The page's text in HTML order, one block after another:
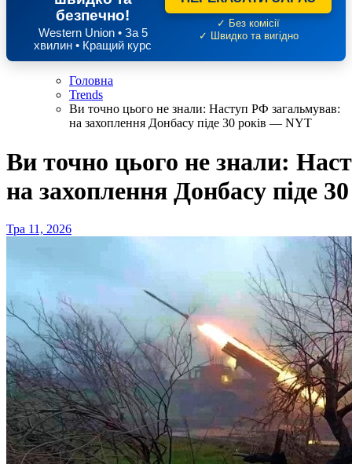
безпечно!
Western Union • За 5
хвилин • Кращий курс
✓ Без комісії
✓ Швидко та вигідно
Головна
Trends
Ви точно цього не знали: Наступ РФ загальмував:
на захоплення Донбасу піде 30 років — NYT
Ви точно цього не знали:
на захоплення Донбасу піде
Тра 11, 2026